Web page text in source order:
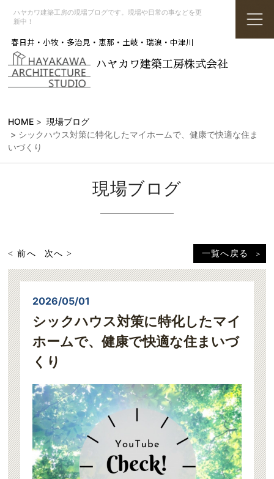
ハヤカワ建築工房の現場ブログです。現場や日常の事などを更
新中！
春日井・小牧・多治見・恵那・土岐・瑞浪・中津川
ハヤカワ建築工房株式会社
HOME >現場ブログ
> シックハウス対策に特化したマイホームで、健康で快適な住ま
いづくり
現場ブログ
< 前へ 次へ > 一覧へ戻る
2026/05/01
シックハウス対策に特化したマイ
ホームで、健康で快適な住まいづ
くり